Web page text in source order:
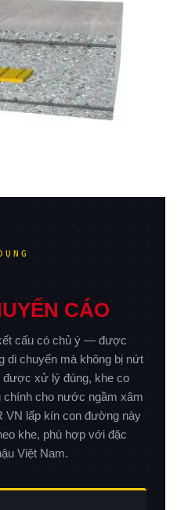
CÁO
cấu có chủ ý — được
di chuyển mà không bị nứt
được xử lý đúng, khe co
cho nước ngầm xâm
VN lấp kín con đường này
khe, phù hợp với đặc
Việt Nam.